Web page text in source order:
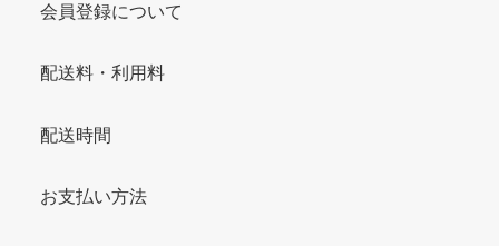
会員登録について
配送料・利用料
配送時間
お支払い方法